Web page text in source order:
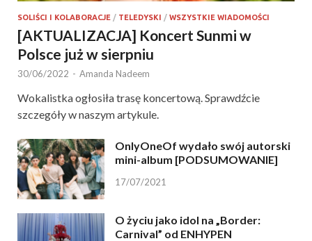
SOLIŚCI I KOLABORACJE / TELEDYSKI / WSZYSTKIE WIADOMOŚCI
[AKTUALIZACJA] Koncert Sunmi w
Polsce już w sierpniu
30/06/2022 - Amanda Nadeem
Wokalistka ogłosiła trasę koncertową. Sprawdźcie
szczegóły w naszym artykule.
OnlyOneOf wydało swój autorski
mini-album [PODSUMOWANIE]
17/07/2021
O życiu jako idol na „Border:
Carnival” od ENHYPEN